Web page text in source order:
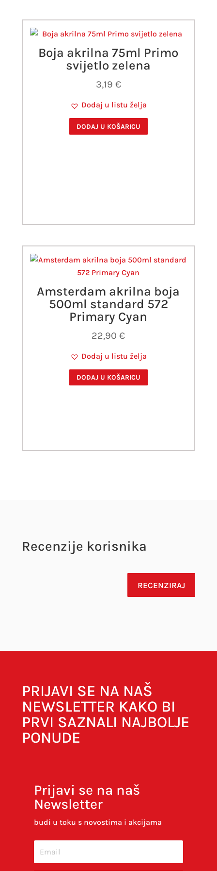
Boja akrilna 75ml Primo
svijetlo zelena
3,19 €
Dodaj u listu želja
DODAJ U KOŠARICU
Amsterdam akrilna boja
500ml standard 572
Primary Cyan
22,90€
Dodaj u listu želja
DODAJ U KOŠARICU
Recenzije korisnika
RECENZIRAJ
Spremi moje ime, e-poštu i web-stranicu u
budem komentirao.
PRIJAVI SE NA NAŠ
NEWSLETTER KAKO BI
PRVI SAZNALI NAJBOLJE
PONUDE
Prijavi se na naš
Newsletter
budi u toku s novostima i akcijama